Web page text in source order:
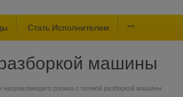
Стать Исполнителем
машины
направляющего ролика с полной разборкой машины